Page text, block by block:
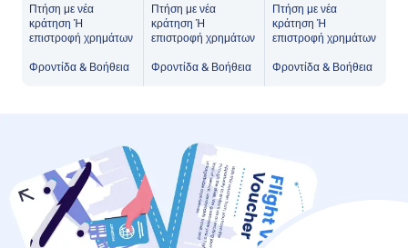
Πτήση με νέα
κράτηση Ή
επιστροφή χρημάτων
Φροντίδα & Βοήθεια
Πτήση με νέα
κράτηση Ή
επιστροφή χρημάτων
Φροντίδα & Βοήθεια
Πτήση με νέα
κράτηση Ή
επιστροφή χρημάτων
Φροντίδα & Βοήθεια